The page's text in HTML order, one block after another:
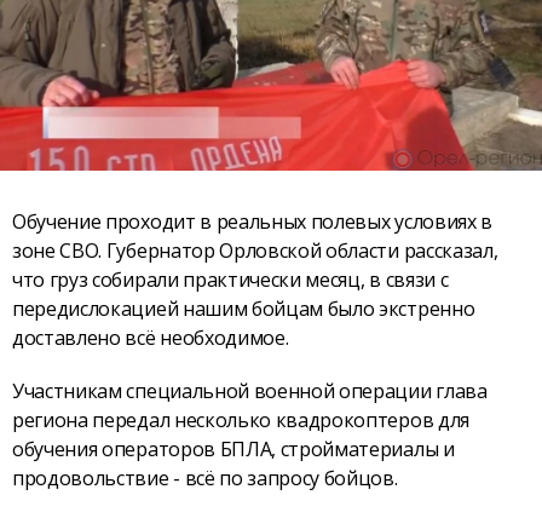
Обучение проходит в реальных полевых условиях в
зоне СВО. Губернатор Орловской области рассказал,
что груз собирали практически месяц, в связи с
передислокацией нашим бойцам было экстренно
доставлено всё необходимое.
Участникам специальной военной операции глава
региона передал несколько квадрокоптеров для
обучения операторов БПЛА, стройматериалы и
продовольствие - всё по запросу бойцов.